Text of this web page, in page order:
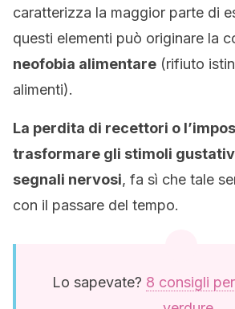
caratterizza la maggior parte di
questi elementi può originare la
neofobia alimentare (rifiuto
alimenti).
La perdita di recettori o
trasformare gli stimoli
segnali nervosi, fa sì che tale
con il passare del tempo.
Lo sapevate? 8 consigli